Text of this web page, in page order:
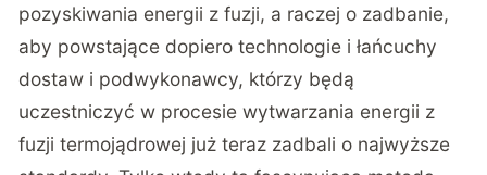
pozyskiwania energii z fuzji, a raczej o zadbanie,
aby powstające dopiero technologie i łańcuchy
dostaw i podwykonawcy, którzy będą
uczestniczyć w procesie wytwarzania energii z
fuzji termojądrowej już teraz zadbali o najwyższe